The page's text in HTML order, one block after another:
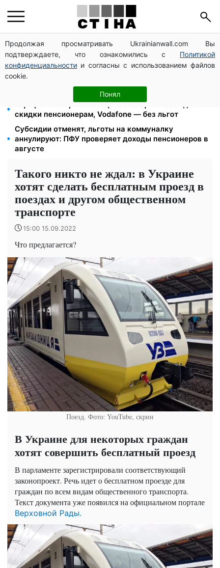
Продолжая просматривать Ukrainianwall.com Вы
подтверждаете, что ознакомились с Политикой
конфиденциальности и согласны с использованием файлов
cookie.
Понял
Директор ДОЗ Киева Татьяна Мостепан:
Демографический кризис нуждается в новых
решениях уже сегодня
Пенсионная реформа в сентябре: добровольные
накопления и пересмотр спецпенсий судей
Тариф от 190 грн в месяц: Киевстар и lifecell дают
скидки пенсионерам, Vodafone — без льгот
Субсидии отменят, льготы на коммуналку
аннулируют: ПФУ проверяет доходы пенсионеров в
августе
Такого никто не ждал: в Украине
хотят сделать бесплатным проезд в
поездах и другом общественном
транспорте
15:00 15.09.2022
Что предлагается?
Поезд. Фото: YouTube, скрин
В Украине для некоторых граждан
хотят совершить бесплатный проезд
В парламенте зарегистрировали соответствующий
законопроект. Речь идет о бесплатном проезде для
граждан по всем видам общественного транспорта.
Текст документа уже появился на официальном портале
Верховной Рады.